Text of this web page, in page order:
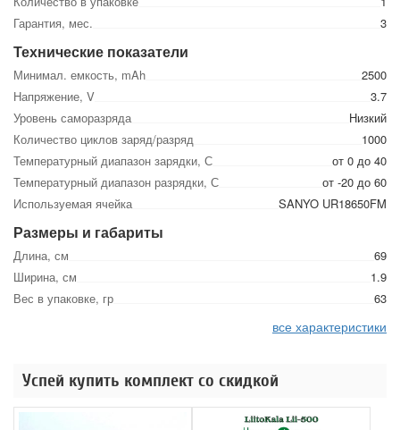
Гарантия, мес.
3
Технические показатели
Минимал. емкость, mAh
2500
Напряжение, V
3.7
Уровень саморазряда
Низкий
Количество циклов заряд/разряд
1000
Температурный диапазон зарядки, С
от 0 до 40
Температурный диапазон разрядки, С
от -20 до 60
Используемая ячейка
SANYO UR18650FM
Размеры и габариты
Длина, см
69
Ширина, см
1.9
Вес в упаковке, гр
63
все характеристики
Успей купить комплект со скидкой